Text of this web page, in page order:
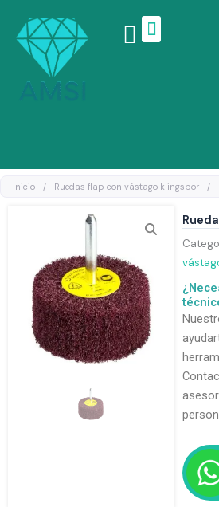
contenido
Inicio / Ruedas flap con vástago klingspor /